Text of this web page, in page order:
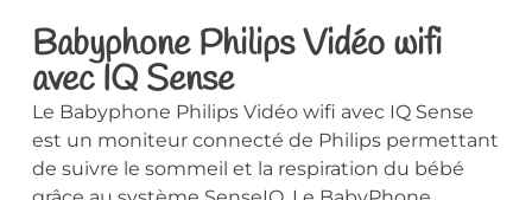
Babyphone Philips Vidéo wifi
avec IQ Sense
Le Babyphone Philips Vidéo wifi avec IQ Sense
est un moniteur connecté de Philips permettant
de suivre le sommeil et la respiration du bébé